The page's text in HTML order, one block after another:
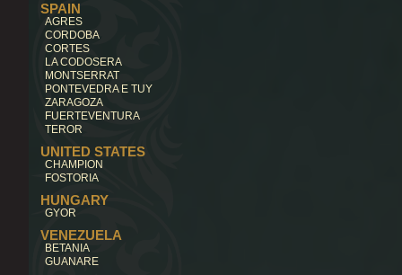
SPAIN
AGRES
CORDOBA
CORTES
LA CODOSERA
MONTSERRAT
PONTEVEDRA E TUY
ZARAGOZA
FUERTEVENTURA
TEROR
UNITED STATES
CHAMPION
FOSTORIA
HUNGARY
GYOR
VENEZUELA
BETANIA
GUANARE